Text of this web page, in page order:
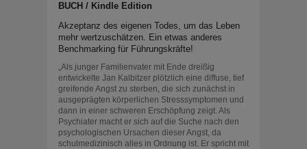
BUCH / Kindle Edition
Akzeptanz des eigenen Todes, um das Leben
mehr wertzuschätzen. Ein etwas anderes
Benchmarking für Führungskräfte!
„Als junger Familienvater mit Ende dreißig
entwickelte Jan Kalbitzer plötzlich eine diffuse, tief
greifende Angst zu sterben, die sich zunächst in
ausgeprägten körperlichen Stresssymptomen und
dann in einer schweren Erschöpfung zeigt. Als
Psychiater macht er sich auf die Suche nach den
psychologischen Ursachen dieser Angst, da
schulmedizinisch alles in Ordnung ist. Er spricht mit